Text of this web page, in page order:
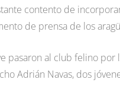
contento de
de prensa de los
pasaron al club felino
Adrián Navas, dos